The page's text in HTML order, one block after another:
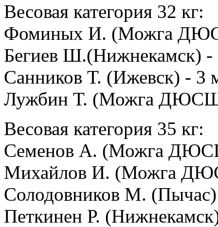
Весовая категория 32 кг:
Фоминых И. (Можга
Бегиев Ш.(Нижнекамск) -
Санников Т. (Ижевск) - 3
Лужбин Т. (Можга
Весовая категория 35 кг:
Семенов А. (Можга
Михайлов И. (Можга
Солодовников М.
Петкинен Р.